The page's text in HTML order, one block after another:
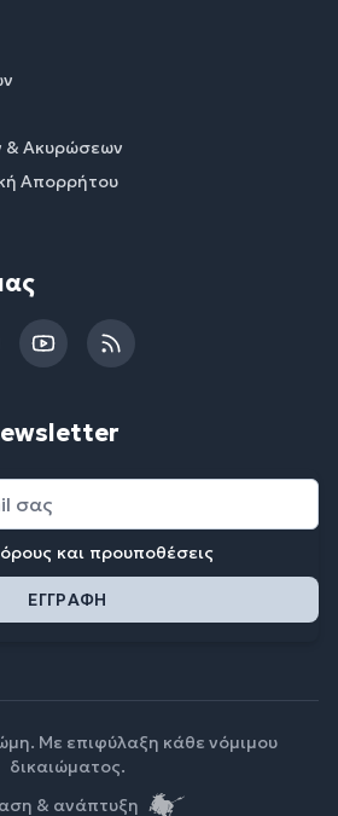
& Ακυρώσεων
Απορρήτου
YouTubeRSS
όρους και προυποθέσεις
Με επιφύλαξη κάθε νόμιμου
δικαιώματος.
& ανάπτυξη